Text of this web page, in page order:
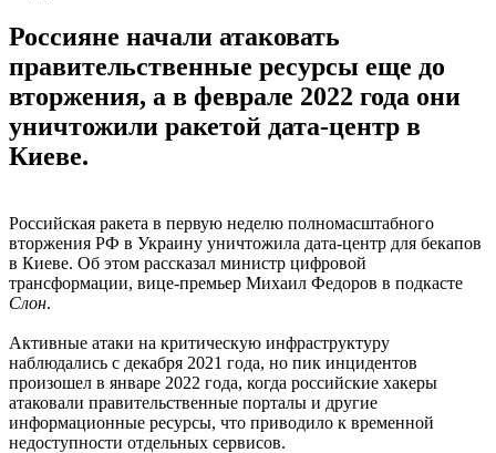
Россияне начали атаковать
правительственные ресурсы еще до
вторжения, а в феврале 2022 года они
уничтожили ракетой дата-центр в
Киеве.
Российская ракета в первую неделю полномасштабного
вторжения РФ в Украину уничтожила дата-центр для бекапов
в Киеве. Об этом рассказал министр цифровой
трансформации, вице-премьер Михаил Федоров в подкасте
Слон.
Активные атаки на критическую инфраструктуру
наблюдались с декабря 2021 года, но пик инцидентов
произошел в январе 2022 года, когда российские хакеры
атаковали правительственные порталы и другие
информационные ресурсы, что приводило к временной
недоступности отдельных сервисов.